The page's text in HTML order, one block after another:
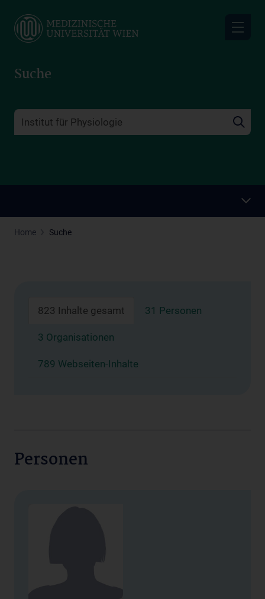
main
Suche
Home Suche
823 Inhalte gesamt 31 Personen
3 Organisationen
789 Webseiten-Inhalte
Personen